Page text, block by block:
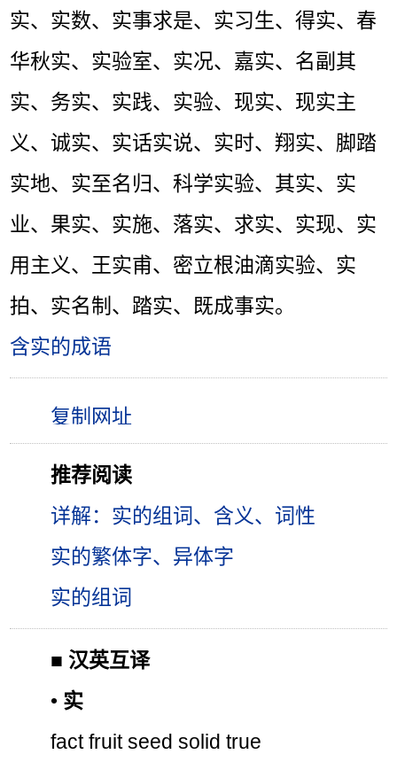
实、实数、实事求是、实习生、得实、春
华秋实、实验室、实况、嘉实、名副其
实、务实、实践、实验、现实、现实主
义、诚实、实话实说、实时、翔实、脚踏
实地、实至名归、科学实验、其实、实
业、果实、实施、落实、求实、实现、实
用主义、王实甫、密立根油滴实验、实
拍、实名制、踏实、既成事实。
含实的成语
推荐阅读
详解：实的组词、含义、词性
实的繁体字、异体字
实的组词
■ 汉英互译
• 实
fact fruit seed solid true